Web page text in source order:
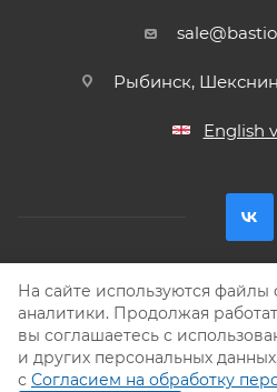
Рыбинск,
English
Разработка
2026 © ООО ТПФ
Соглашение на обработку
На сайте используются файлы
аналитики. Продолжая
вы соглашаетесь с
и других персональных
с Согласием на обработку